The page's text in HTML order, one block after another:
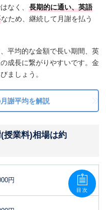
なく、 長期的に通い、英語
なため、継続して月謝を払う
平均的な金額で長い期間、英
成長に繋がりやすいです。金
ましょう。
謝平均を解説
授業料)相場は約
円
目次